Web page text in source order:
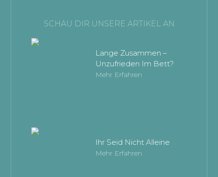
SCHAU DIR UNSERE ARTIKEL AN
Lange Zusammen –
Unzufrieden Im Bett?
Mehr Erfahren
Ihr Seid Nicht Alleine
Mehr Erfahren